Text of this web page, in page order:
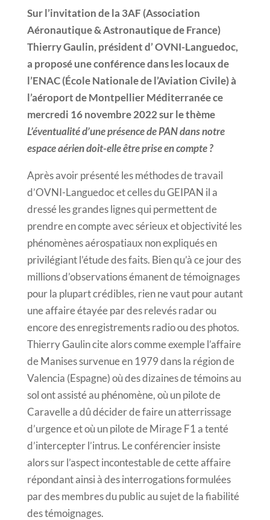
Sur l’invitation de la 3AF (Association
Aéronautique & Astronautique de France)
Thierry Gaulin, président d’ OVNI-Languedoc,
a proposé une conférence dans les locaux de
l’ENAC (École Nationale de l’Aviation Civile) à
l’aéroport de Montpellier Méditerranée ce
mercredi 16 novembre 2022 sur le thème
L’éventualité d’une présence de PAN dans notre
espace aérien doit-elle être prise en compte ?
Après avoir présenté les méthodes de travail
d’OVNI-Languedoc et celles du GEIPAN il a
dressé les grandes lignes qui permettent de
prendre en compte avec sérieux et objectivité les
phénomènes aérospatiaux non expliqués en
privilégiant l’étude des faits. Bien qu’à ce jour des
millions d’observations émanent de témoignages
pour la plupart crédibles, rien ne vaut pour autant
une affaire étayée par des relevés radar ou
encore des enregistrements radio ou des photos.
Thierry Gaulin cite alors comme exemple l’affaire
de Manises survenue en 1979 dans la région de
Valencia (Espagne) où des dizaines de témoins au
sol ont assisté au phénomène, où un pilote de
Caravelle a dû décider de faire un atterrissage
d’urgence et où un pilote de Mirage F1 a tenté
d’intercepter l’intrus. Le conférencier insiste
alors sur l’aspect incontestable de cette affaire
répondant ainsi à des interrogations formulées
par des membres du public au sujet de la fiabilité
des témoignages.